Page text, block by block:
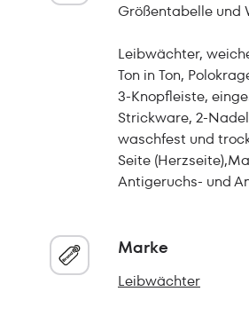
Größentabelle und
Leibwächter,
Ton in Ton,
3-Knopfleiste,
Strickware, 2-
waschfest und
Seite
Antigeruchs- und
Marke
Leibwächter